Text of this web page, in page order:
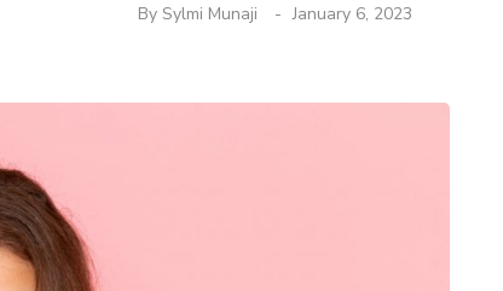
By Sylmi Munaji January 6, 2023